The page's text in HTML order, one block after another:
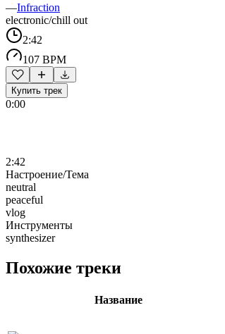
—Infraction
electronic/chill out
2:42
107 BPM
Купить трек
0:00
2:42
Настроение/Тема
neutral
peaceful
vlog
Инструменты
synthesizer
Похожие треки
Название